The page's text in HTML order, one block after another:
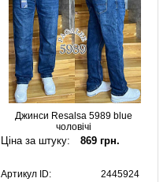
Джинси Resalsa 5989 blue
чоловічі
Ціна за штуку: 869 грн.
Артикул ID:
2445924